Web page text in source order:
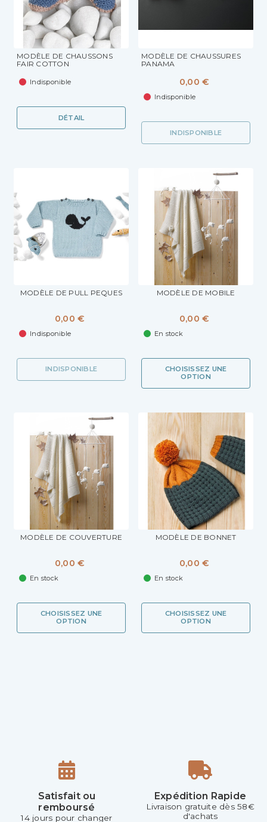
MODÈLE DE CHAUSSONS
FAIR COTTON
Indisponible
DÉTAIL
MODÈLE DE CHAUSSURES
PANAMA
0,00 €
Indisponible
INDISPONIBLE
MODÈLE DE PULL PEQUES
0,00 €
Indisponible
INDISPONIBLE
MODÈLE DE MOBILE
0,00 €
En stock
CHOISISSEZ UNE
OPTION
MODÈLE DE COUVERTURE
0,00 €
En stock
CHOISISSEZ UNE
OPTION
MODÈLE DE BONNET
0,00 €
En stock
CHOISISSEZ UNE
OPTION
Satisfait ou
remboursé
14 jours pour changer
Expédition Rapide
Livraison gratuite dès 58€
d'achats